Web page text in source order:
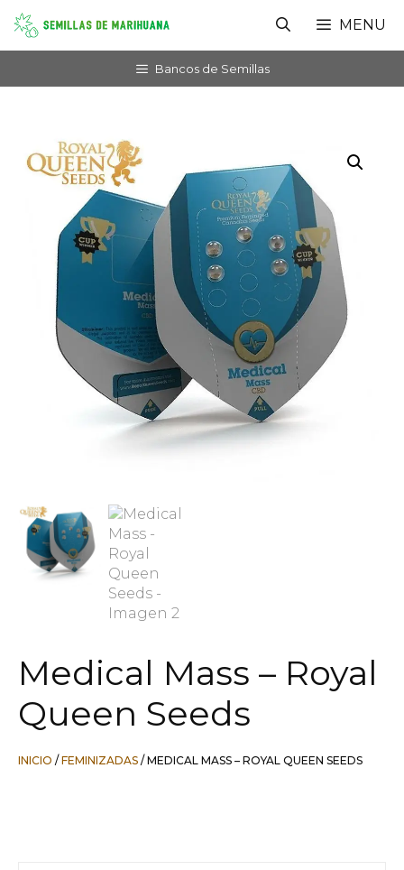
Saltar
contenido
MENU
Bancos de Semillas
Medical Mass – Royal
Queen Seeds
INICIO / FEMINIZADAS / MEDICAL MASS – ROYAL QUEEN SEEDS